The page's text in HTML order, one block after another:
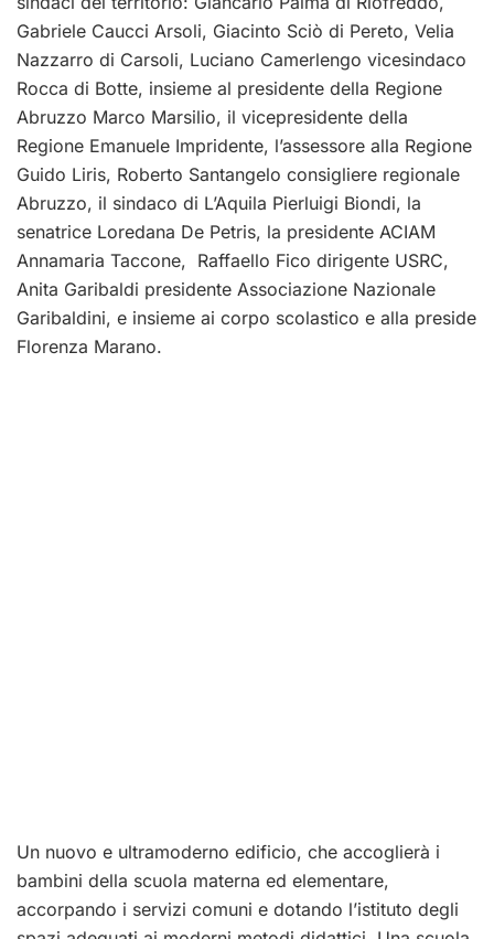
Gabriele Caucci Arsoli, Giacinto Sciò di Pereto, Velia
Nazzarro di Carsoli, Luciano Camerlengo vicesindaco
Rocca di Botte, insieme al presidente della Regione
Abruzzo Marco Marsilio, il vicepresidente della
Regione Emanuele Impridente, l’assessore alla Regione
Guido Liris, Roberto Santangelo consigliere regionale
Abruzzo, il sindaco di L’Aquila Pierluigi Biondi, la
senatrice Loredana De Petris, la presidente ACIAM
Annamaria Taccone, Raffaello Fico dirigente USRC,
Anita Garibaldi presidente Associazione Nazionale
Garibaldini, e insieme ai corpo scolastico e alla preside
Florenza Marano.
Un nuovo e ultramoderno edificio, che accoglierà i
bambini della scuola materna ed elementare,
accorpando i servizi comuni e dotando l’istituto degli